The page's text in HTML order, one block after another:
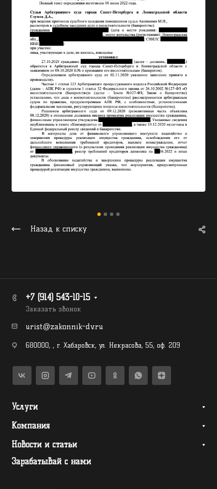
Назад к списку
+7 (914) 543-10-15
Заказать звонок
urist@zakonnik-dv.ru
680000, , г. Хабаровск, ул. Некрасова, 55, оф. 209
Услуги
Компания
Новости и статьи
Зарабатывай с нами